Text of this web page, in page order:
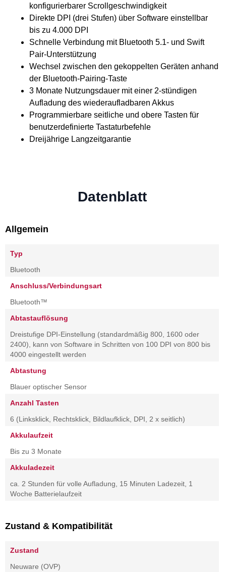
konfigurierbarer Scrollgeschwindigkeit
Direkte DPI (drei Stufen) über Software einstellbar
bis zu 4.000 DPI
Schnelle Verbindung mit Bluetooth 5.1- und Swift
Pair-Unterstützung
Wechsel zwischen den gekoppelten Geräten anhand
der Bluetooth-Pairing-Taste
3 Monate Nutzungsdauer mit einer 2-stündigen
Aufladung des wiederaufladbaren Akkus
Programmierbare seitliche und obere Tasten für
benutzerdefinierte Tastaturbefehle
Dreijährige Langzeitgarantie
Datenblatt
Allgemein
Typ
Bluetooth
Anschluss/Verbindungsart
Bluetooth™
Abtastauflösung
Dreistufige DPI-Einstellung (standardmäßig 800, 1600 oder
2400), kann von Software in Schritten von 100 DPI von 800 bis
4000 eingestellt werden
Abtastung
Blauer optischer Sensor
Anzahl Tasten
6 (Linksklick, Rechtsklick, Bildlaufklick, DPI, 2 x seitlich)
Akkulaufzeit
Bis zu 3 Monate
Akkuladezeit
ca. 2 Stunden für volle Aufladung, 15 Minuten Ladezeit, 1
Woche Batterielaufzeit
Zustand & Kompatibilität
Zustand
Neuware (OVP)